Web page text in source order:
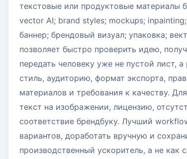
текстовые или продуктовые материалы
vector AI; brand styles; mockups;
баннер; брендовый визуал; упаковка;
позволяет быстро проверить идею,
передать человеку уже не пустой лист,
стиль, аудиторию, формат экспорта,
материалов и требования к качеству.
текст на изображении, лицензию,
соответствие брендбуку. Лучший
вариантов, доработать вручную и
производственный ускоритель, а не как